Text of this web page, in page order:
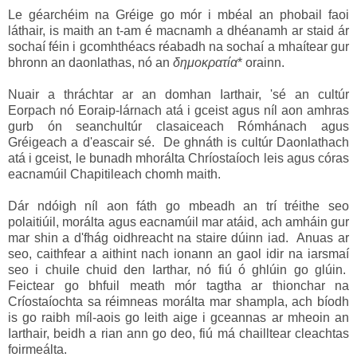
Le géarchéim na Gréige go mór i mbéal an phobail faoi
láthair, is maith an t-am é macnamh a dhéanamh ar staid ár
sochaí féin i gcomhthéacs réabadh na sochaí a mhaítear gur
bhronn an daonlathas, nó an δημοκρατία* orainn.
Nuair a thráchtar ar an domhan Iarthair, 'sé an cultúr
Eorpach nó Eoraip-lárnach atá i gceist agus níl aon amhras
gurb ón seanchultúr clasaiceach Rómhánach agus
Gréigeach a d'eascair sé. De ghnáth is cultúr Daonlathach
atá i gceist, le bunadh mhorálta Chríostaíoch leis agus córas
eacnamúil Chapitileach chomh maith.
Dár ndóigh níl aon fáth go mbeadh an trí tréithe seo
polaitiúil, morálta agus eacnamúil mar atáid, ach amháin gur
mar shin a d'fhág oidhreacht na staire dúinn iad. Anuas ar
seo, caithfear a aithint nach ionann an gaol idir na iarsmaí
seo i chuile chuid den Iarthar, nó fiú ó ghlúin go glúin.
Feictear go bhfuil meath mór tagtha ar thionchar na
Críostaíochta sa réimneas morálta mar shampla, ach bíodh
is go raibh míl-aois go leith aige i gceannas ar mheoin an
Iarthair, beidh a rian ann go deo, fiú má chailltear cleachtas
foirmeálta.